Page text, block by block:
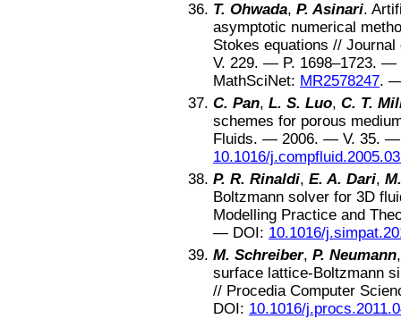
T. Ohwada, P. Asinari.
asymptotic numerical
Stokes equations // Journal
V. 229. — P. 1698–1723. —
MathSciNet: MR2578247.
C. Pan, L. S. Luo, C. T.
schemes for porous
Fluids. — 2006. — V. 35.
10.1016/
P. R. Rinaldi, E. A. Dari,
Boltzmann solver for 3D
Modelling Practice and
— DOI: 10.1016/
M. Schreiber, P. Neumann
surface lattice-Boltzmann
// Procedia Computer
DOI: 10.1016/